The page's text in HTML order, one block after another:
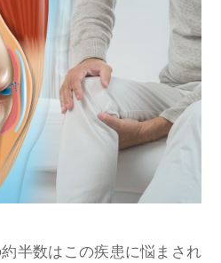
半数はこの疾患に悩まされ